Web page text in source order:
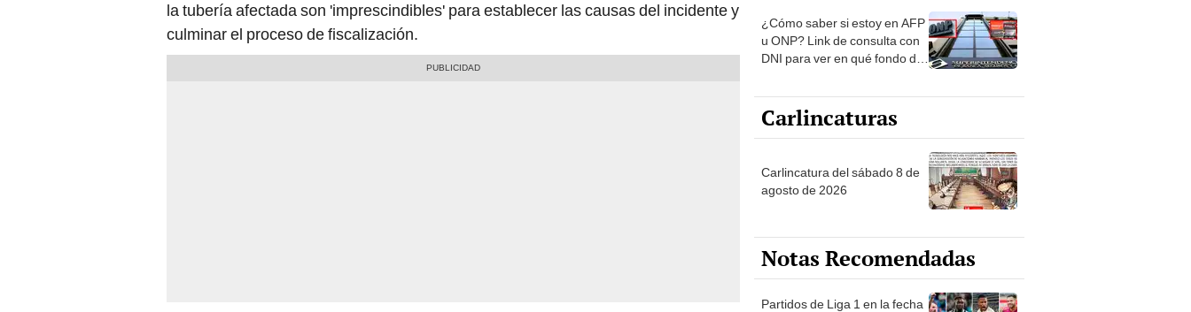
la tubería afectada son 'imprescindibles' para establecer las causas del incidente y
culminar el proceso de fiscalización.
¿Cómo saber si estoy en AFP
u ONP? Link de consulta con
DNI para ver en qué fondo de
Carlincaturas
Carlincatura del sábado 8 de
agosto de 2026
Notas Recomendadas
Partidos de Liga 1 en la fecha